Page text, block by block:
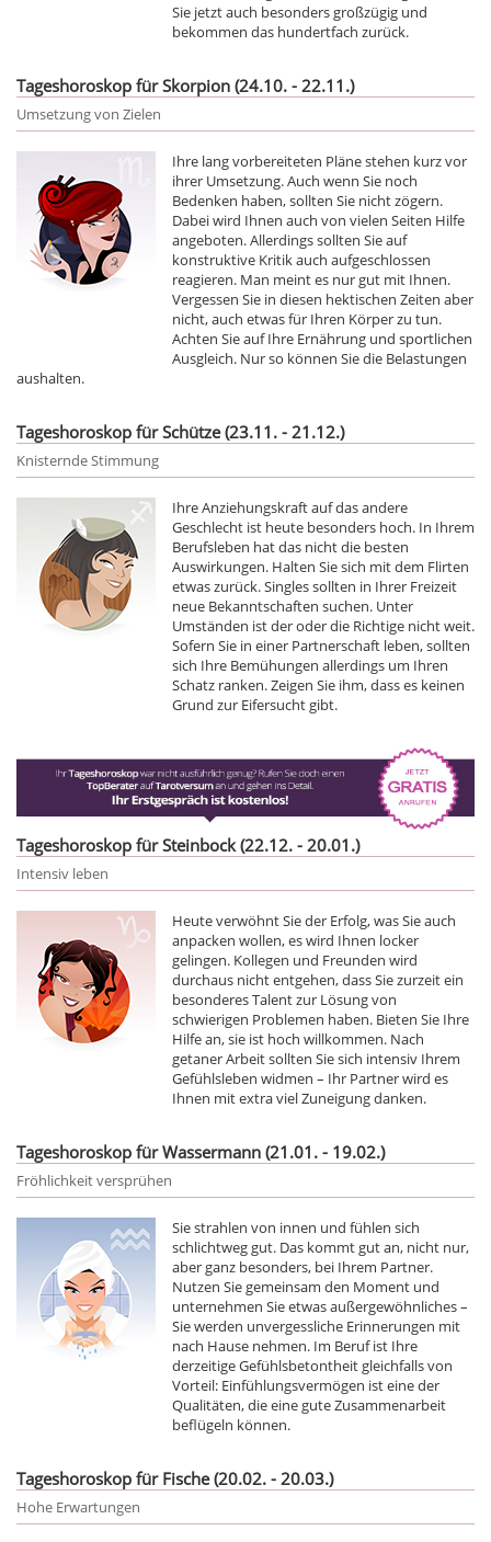
Sie jetzt auch besonders großzügig und
bekommen das hundertfach zurück.
Tageshoroskop für Skorpion (24.10. - 22.11.)
Umsetzung von Zielen
Ihre lang vorbereiteten Pläne stehen kurz vor
ihrer Umsetzung. Auch wenn Sie noch
Bedenken haben, sollten Sie nicht zögern.
Dabei wird Ihnen auch von vielen Seiten Hilfe
angeboten. Allerdings sollten Sie auf
konstruktive Kritik auch aufgeschlossen
reagieren. Man meint es nur gut mit Ihnen.
Vergessen Sie in diesen hektischen Zeiten aber
nicht, auch etwas für Ihren Körper zu tun.
Achten Sie auf Ihre Ernährung und sportlichen
Ausgleich. Nur so können Sie die Belastungen
aushalten.
Tageshoroskop für Schütze (23.11. - 21.12.)
Knisternde Stimmung
Ihre Anziehungskraft auf das andere
Geschlecht ist heute besonders hoch. In Ihrem
Berufsleben hat das nicht die besten
Auswirkungen. Halten Sie sich mit dem Flirten
etwas zurück. Singles sollten in Ihrer Freizeit
neue Bekanntschaften suchen. Unter
Umständen ist der oder die Richtige nicht weit.
Sofern Sie in einer Partnerschaft leben, sollten
sich Ihre Bemühungen allerdings um Ihren
Schatz ranken. Zeigen Sie ihm, dass es keinen
Grund zur Eifersucht gibt.
Tageshoroskop für Steinbock (22.12. - 20.01.)
Intensiv leben
Heute verwöhnt Sie der Erfolg, was Sie auch
anpacken wollen, es wird Ihnen locker
gelingen. Kollegen und Freunden wird
durchaus nicht entgehen, dass Sie zurzeit ein
besonderes Talent zur Lösung von
schwierigen Problemen haben. Bieten Sie Ihre
Hilfe an, sie ist hoch willkommen. Nach
getaner Arbeit sollten Sie sich intensiv Ihrem
Gefühlsleben widmen – Ihr Partner wird es
Ihnen mit extra viel Zuneigung danken.
Tageshoroskop für Wassermann (21.01. - 19.02.)
Fröhlichkeit versprühen
Sie strahlen von innen und fühlen sich
schlichtweg gut. Das kommt gut an, nicht nur,
aber ganz besonders, bei Ihrem Partner.
Nutzen Sie gemeinsam den Moment und
unternehmen Sie etwas außergewöhnliches –
Sie werden unvergessliche Erinnerungen mit
nach Hause nehmen. Im Beruf ist Ihre
derzeitige Gefühlsbetontheit gleichfalls von
Vorteil: Einfühlungsvermögen ist eine der
Qualitäten, die eine gute Zusammenarbeit
beflügeln können.
Tageshoroskop für Fische (20.02. - 20.03.)
Hohe Erwartungen